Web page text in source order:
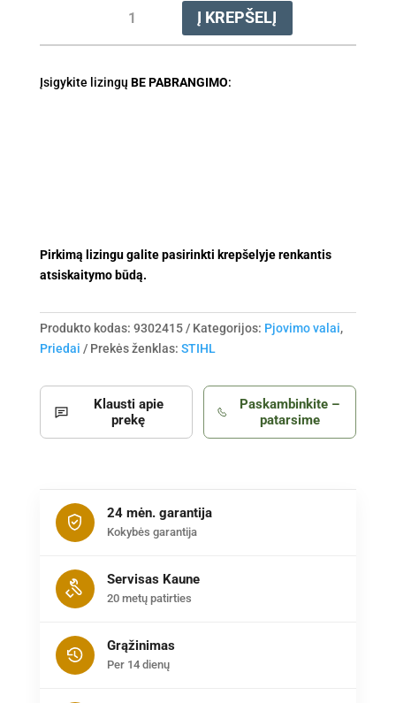
kiekis:
Valas
1.6mm
Į KREPŠELĮ
Įsigykite lizingų BE PABRANGIMO:
Pirkimą lizingu galite pasirinkti krepšelyje renkantis
atsiskaitymo būdą.
Produkto kodas: 9302415 Kategorijos: Pjovimo valai,
Priedai
Prekės ženklas: STIHL
Klausti apie
prekę
Paskambinkite –
patarsime
24 mėn. garantija
Kokybės garantija
Servisas Kaune
20 metų patirties
Grąžinimas
Per 14 dienų